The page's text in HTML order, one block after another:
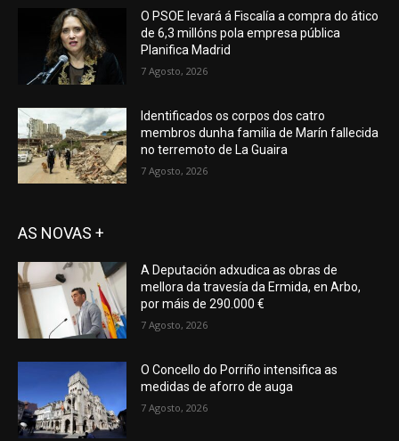
O PSOE levará á Fiscalía a compra do ático
de 6,3 millóns pola empresa pública
Planifica Madrid
7 Agosto, 2026
Identificados os corpos dos catro
membros dunha familia de Marín fallecida
no terremoto de La Guaira
7 Agosto, 2026
AS NOVAS +
A Deputación adxudica as obras de
mellora da travesía da Ermida, en Arbo,
por máis de 290.000 €
7 Agosto, 2026
O Concello do Porriño intensifica as
medidas de aforro de auga
7 Agosto, 2026